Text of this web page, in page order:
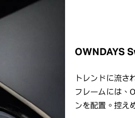
OWNDAYS
トレンドに流さ
フレームには、
ンを配置。控え